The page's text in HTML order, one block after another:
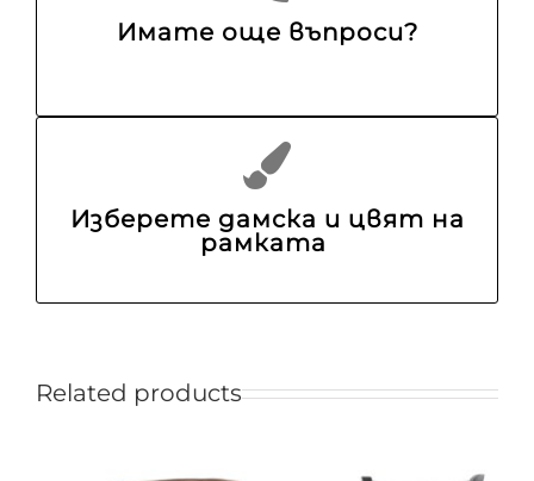
Имате още въпроси?
Изберете дамска и цвят на
рамката
Related products